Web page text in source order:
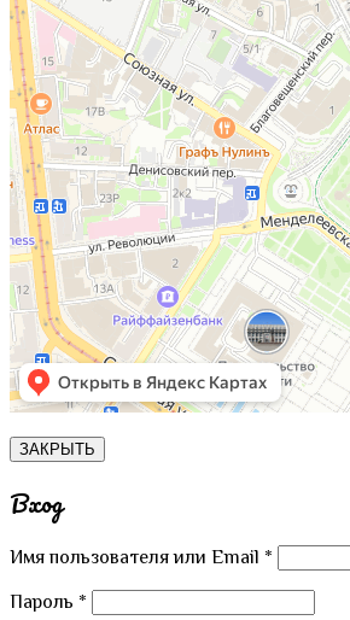
ЗАКРЫТЬ
Вход
Имя пользователя или Email *
Пароль *